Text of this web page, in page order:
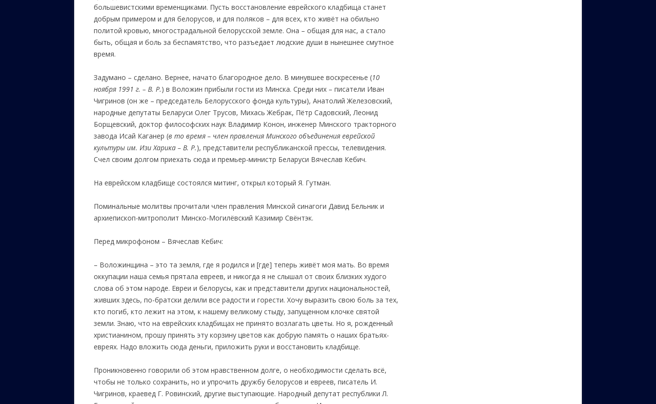
большевистскими временщиками. Пусть восстановление еврейского кладбища станет
добрым примером и для белорусов, и для поляков – для всех, кто живёт на обильно
политой кровью, многострадальной белорусской земле. Она – общая для нас, а стало
быть, общая и боль за беспамятство, что разъедает людские души в нынешнее смутное
время.
Задумано – сделано. Вернее, начато благородное дело. В минувшее воскресенье (10
ноября 1991 г. – В. Р.) в Воложин прибыли гости из Минска. Среди них – писатели Иван
Чигринов (он же – председатель Белорусского фонда культуры), Анатолий Железовский,
народные депутаты Беларуси Олег Трусов, Михась Жебрак, Пётр Садовский, Леонид
Борщевский, доктор философских наук Владимир Конон, инженер Минского тракторного
завода Исай Каганер (в то время – член правления Минского объединения еврейской
культуры им. Изи Харика – В. Р.), представители республиканской прессы, телевидения.
Счел своим долгом приехать сюда и премьер-министр Беларуси Вячеслав Кебич.
На еврейском кладбище состоялся митинг, открыл который Я. Гутман.
Поминальные молитвы прочитали член правления Минской синагоги Давид Бельник и
архиепископ-митрополит Минско-Могилёвский Казимир Свёнтэк.
Перед микрофоном – Вячеслав Кебич:
– Воложинщина – это та земля, где я родился и [где] теперь живёт моя мать. Во время
оккупации наша семья прятала евреев, и никогда я не слышал от своих близких худого
слова об этом народе. Евреи и белорусы, как и представители других национальностей,
живших здесь, по-братски делили все радости и горести. Хочу выразить свою боль за тех,
кто погиб, кто лежит на этом, к нашему великому стыду, запущенном клочке святой
земли. Знаю, что на еврейских кладбищах не принято возлагать цветы. Но я, рожденный
христианином, прошу принять эту корзину цветов как добрую память о наших братьях-
евреях. Надо вложить сюда деньги, приложить руки и восстановить кладбище.
Проникновенно говорили об этом нравственном долге, о необходимости сделать всё,
чтобы не только сохранить, но и упрочить дружбу белорусов и евреев, писатель И.
Чигринов, краевед Г. Ровинский, другие выступающие. Народный депутат республики Л.